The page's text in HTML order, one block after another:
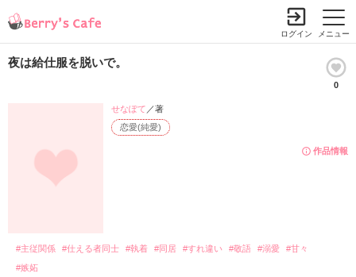
メニュー
ログイン
夜は給仕服を脱いで。
0
作品情報
恋愛(純愛)
せなぽて ／著
#主従関係 #仕える者同士 #執着 #同居 #すれ違い #敬語 #溺愛
#甘々
#嫉妬